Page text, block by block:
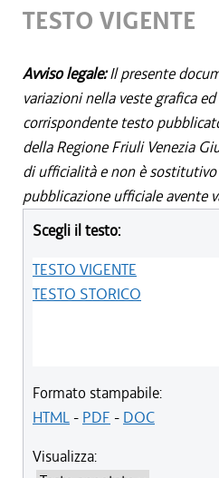
TESTO VIGENTE
Avviso legale:Il presente
variazioni nella veste grafica
corrispondente testo
della Regione Friuli Venezia
di ufficialità e non è
pubblicazione ufficiale avente
Scegli il testo:
TESTO VIGENTE
TESTO STORICO
Formato stampabile:
HTML- PDF - DOC
Visualizza: